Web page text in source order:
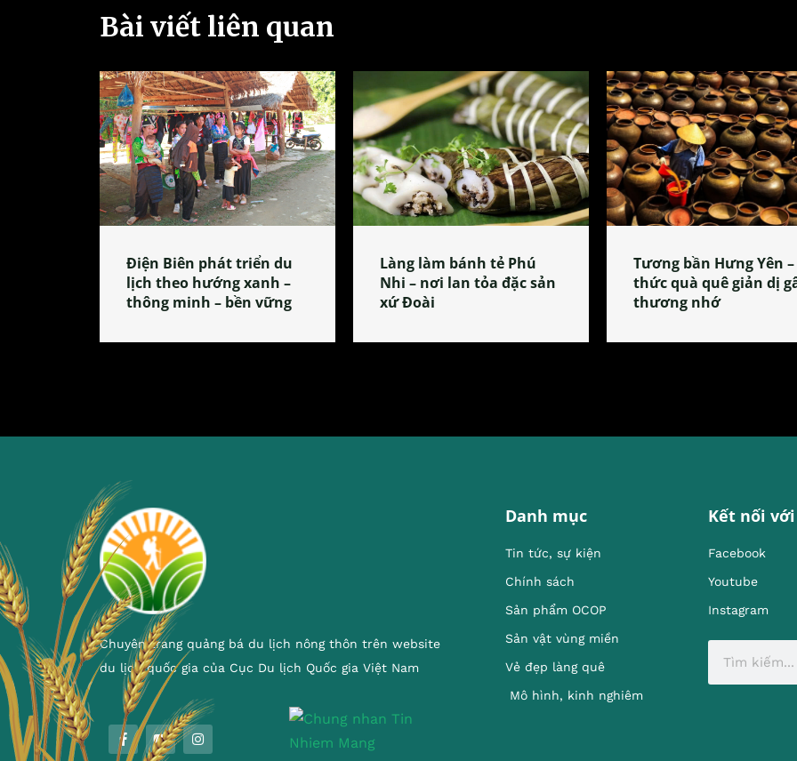
Bài viết liên quan
Điện Biên phát triển du
lịch theo hướng xanh –
thông minh – bền vững
Làng làm bánh tẻ Phú
Nhi – nơi lan tỏa đặc sản
xứ Đoài
Tương bần Hưng Yên –
thức quà quê giản dị
thương nhớ
Chuyên trang quảng bá du lịch nông thôn trên website
du lịch quốc gia của Cục Du lịch Quốc gia Việt Nam
Danh mục
Tin tức, sự kiện
Chính sách
Sản phẩm OCOP
Sản vật vùng miền
Vẻ đẹp làng quê
Mô hình, kinh nghiêm
Kết nối
Facebook
Youtube
Instagram